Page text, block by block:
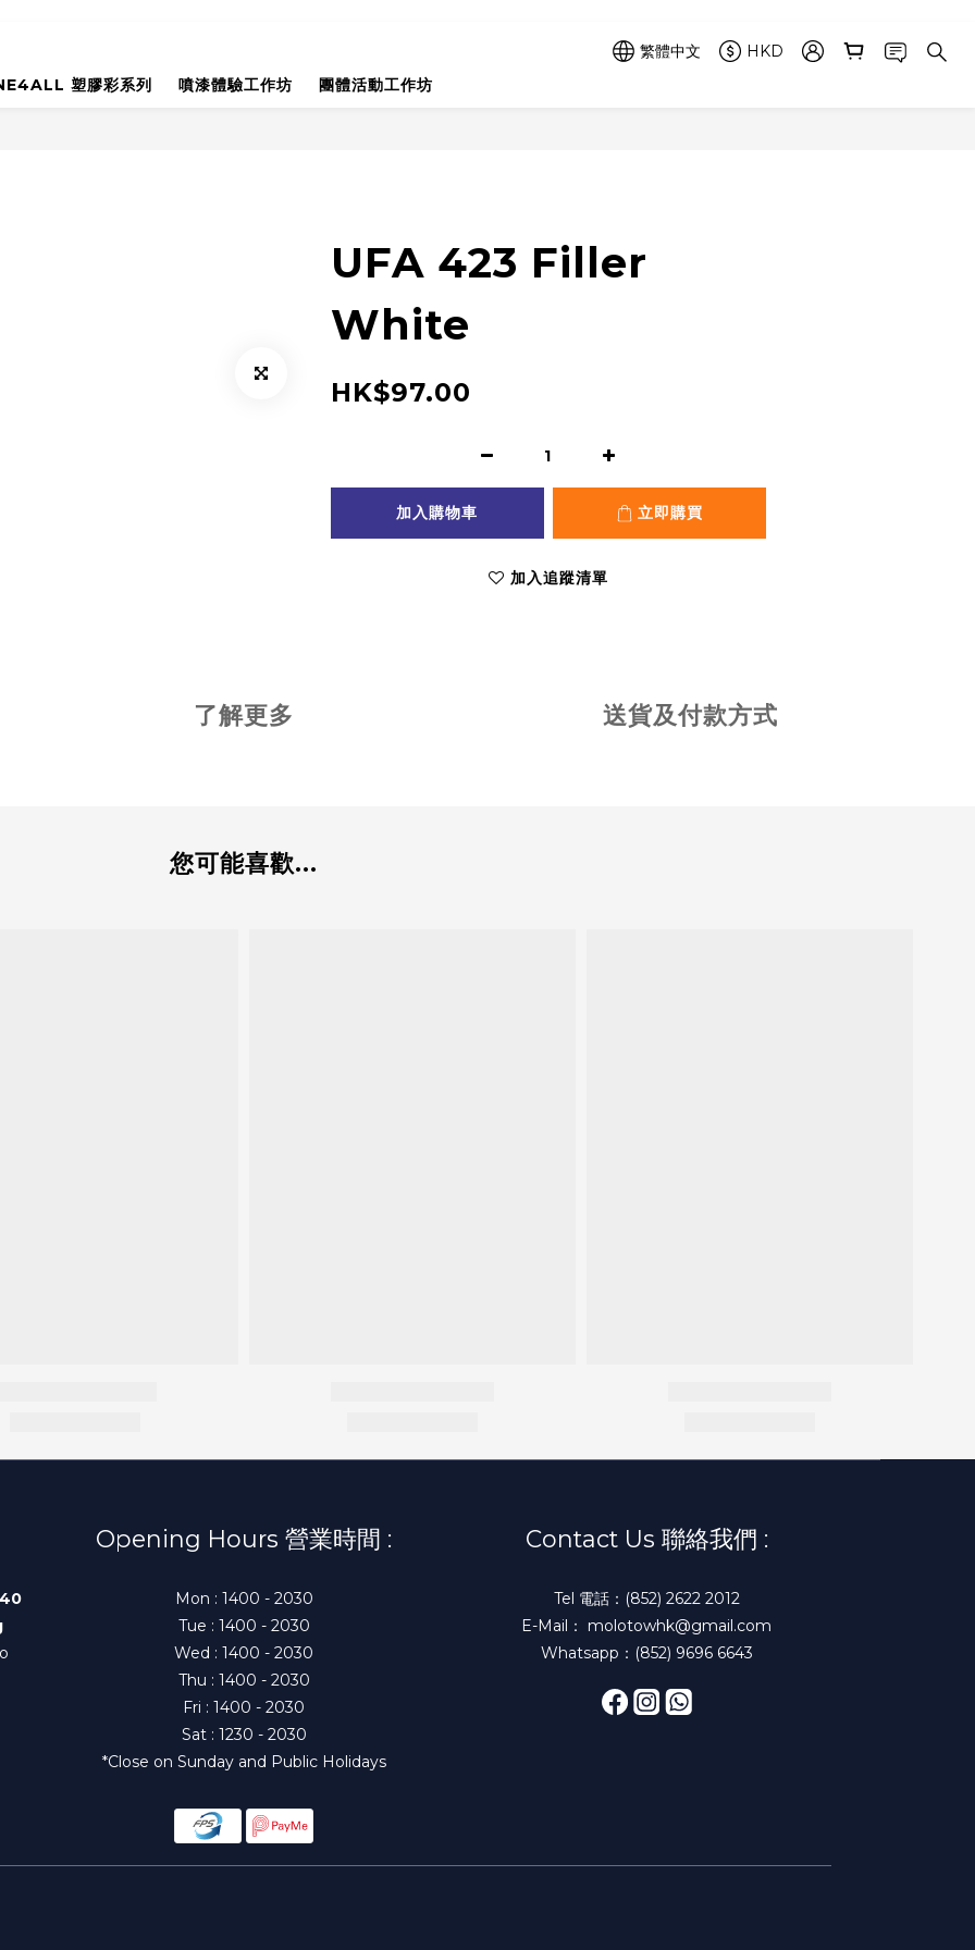
繁體中文
HKD
塑膠彩系列
噴漆體驗工作坊 團體活動工作坊
UFA 423 Filler
White
HK$97.00
加入購物車 立即購買
加入追蹤清單
了解更多 送貨及付款方式
您可能喜歡...
Opening Hours 營業時間 :
Mon : 1400 - 2030
Tue : 1400 - 2030
Wed : 1400 - 2030
Thu : 1400 - 2030
Fri : 1400 - 2030
Sat : 1230 - 2030
*Close on Sunday and Public Holidays
Contact Us 聯絡我們 :
Tel 電話：(852) 2622 2012
E-Mail： molotowhk@gmail.com
Whatsapp：(852) 9696 6643